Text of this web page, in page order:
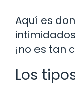
Aquí es
¡no es tan
Los